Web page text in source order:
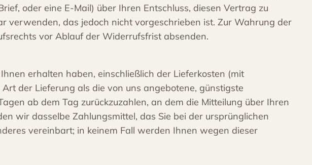
oder eine E-Mail) über Ihren Entschluss, diesen Vertrag zu
verwenden, das jedoch nicht vorgeschrieben ist. Zur Wahrung der
vor Ablauf der Widerrufsfrist absenden.
erhalten haben, einschließlich der Lieferkosten (mit
der Lieferung als die von uns angebotene, günstigste
ab dem Tag zurückzuzahlen, an dem die Mitteilung über Ihren
wir dasselbe Zahlungsmittel, das Sie bei der ursprünglichen
vereinbart; in keinem Fall werden Ihnen wegen dieser